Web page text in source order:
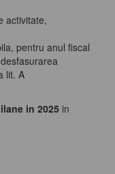
activitate,
pentru anul fiscal
lit. A
in 2025 in